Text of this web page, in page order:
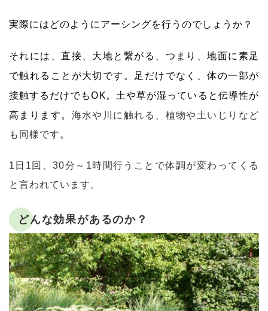
実際にはどのようにアーシングを行うのでしょうか？
それには、直接、大地と繋がる、つまり、地面に素足
で触れることが大切です。足だけでなく、体の一部が
接触するだけでもOK。土や草が湿っていると伝導性が
高まります。
海水や川に触れる、植物や土いじりなど
も同様です。
1日1回、30分～1時間行うことで体調が変わってくる
と言われています。
どんな効果があるのか？